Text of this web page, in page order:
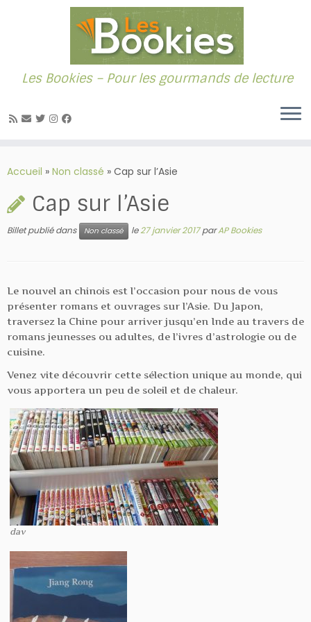
au
Les Bookies – Pour les gourmands de lecture
Accueil » Non classé » Cap sur l’Asie
Cap sur l’Asie
Billet publié dans Non classé le27 janvier 2017parAP Bookies
Le nouvel an chinois est l’occasion pour nous de vous
présenter romans et ouvrages sur l’Asie. Du Japon,
traversez la Chine pour arriver jusqu’en Inde au travers de
romans jeunesses ou adultes, de l’ivres d’astrologie ou de
cuisine.
Venez vite découvrir cette sélection unique au monde, qui
vous apportera un peu de soleil et de chaleur.
dav